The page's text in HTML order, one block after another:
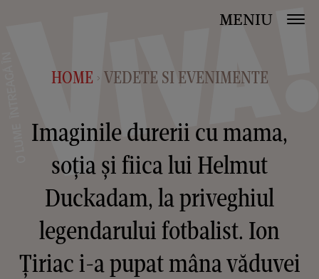
MENIU
HOME > VEDETE SI EVENIMENTE
Imaginile durerii cu mama,
soția și fiica lui Helmut
Duckadam, la priveghiul
legendarului fotbalist. Ion
Țiriac i-a pupat mâna văduvei